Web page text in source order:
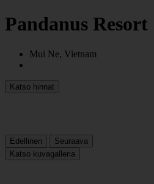
Pandanus Resort
Mui Ne, Vietnam
Katso hinnat
Edellinen
Seuraava
Katso kuvagalleria